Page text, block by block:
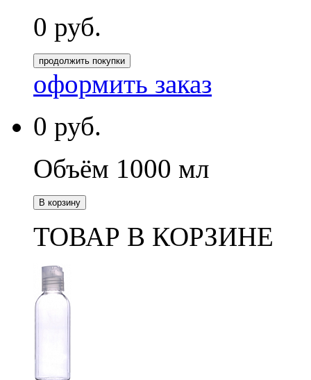
0 руб.
продолжить покупки
оформить заказ
0 руб.
Объём 1000 мл
В корзину
ТОВАР В КОРЗИНЕ